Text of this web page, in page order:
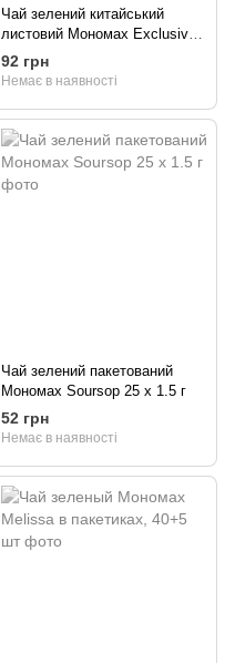
Чай зелений китайський
листовий Мономах Exclusive
Green Tea в пірамідках 20 х
1.5 г
92 грн
Немає в наявності
Чай зелений пакетований
Мономах Soursop 25 х 1.5 г
52 грн
Немає в наявності